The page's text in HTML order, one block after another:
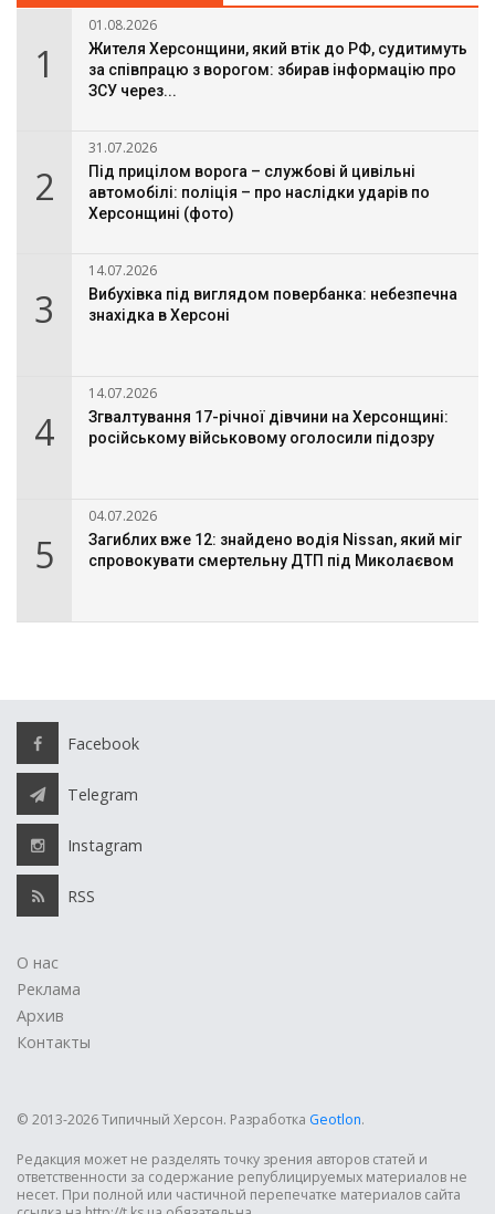
1
01.08.2026
Жителя Херсонщини, який втік до РФ, судитимуть
за співпрацю з ворогом: збирав інформацію про
ЗСУ через...
2
31.07.2026
Під прицілом ворога – службові й цивільні
автомобілі: поліція – про наслідки ударів по
Херсонщині (фото)
3
14.07.2026
Вибухівка під виглядом повербанка: небезпечна
знахідка в Херсоні
4
14.07.2026
Згвалтування 17-річної дівчини на Херсонщині:
російському військовому оголосили підозру
5
04.07.2026
Загиблих вже 12: знайдено водія Nissan, який міг
спровокувати смертельну ДТП під Миколаєвом
Facebook
Telegram
Instagram
RSS
О нас
Реклама
Архив
Контакты
© 2013-2026 Типичный Херсон. Разработка Geotlon.
Редакция может не разделять точку зрения авторов статей и
ответственности за содержание републицируемых материалов не
несет. При полной или частичной перепечатке материалов сайта